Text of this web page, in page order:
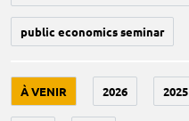
public economics seminar
À VENIR 2026 2025